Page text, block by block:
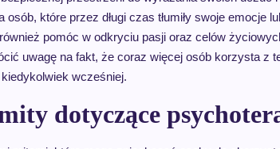
które przez długi czas tłumiły swoje emocje
pomóc w odkryciu pasji oraz celów
uwagę na fakt, że coraz więcej osób korzysta z
wcześniej.
dotyczące